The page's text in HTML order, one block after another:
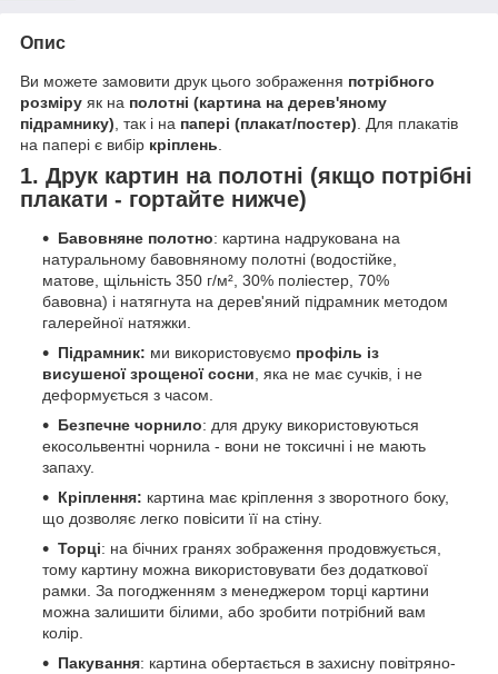
Опис
Ви можете замовити друк цього зображення потрібного
розміру як на полотні (картина на дерев'яному
підрамнику) , так і на папері (плакат/постер) . Для плакатів
на папері є вибір кріплень
1. Друк картин на полотні (якщо потрібні
плакати - гортайте нижче)
Бавовняне полотно: картина надрукована на
натуральному бавовняному полотні (водостійке,
матове, щільність 350 г/м², 30% поліестер, 70%
бавовна) і натягнута на дерев'яний підрамник методом
галерейної натяжки.
Підрамник: ми використовуємо профіль із
висушеної зрощеної сосни, яка не має сучків, і не
деформується з часом.
Безпечне чорнило: для друку використовуються
екосольвентні чорнила - вони не токсичні і не мають
запаху.
Кріплення: картина має кріплення з зворотного боку,
що дозволяє легко повісити її на стіну.
Торці: на бічних гранях зображення продовжується,
тому картину можна використовувати без додаткової
рамки. За погодженням з менеджером торці картини
можна залишити білими, або зробити потрібний вам
колір.
Пакування: картина обертається в захисну повітряно-